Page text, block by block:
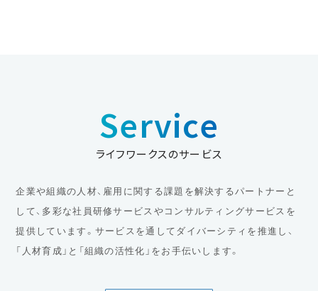
Service
ライフワークスのサービス
企業や組織の人材、雇用に関する課題を解決するパートナーと
して、多彩な社員研修サービスやコンサルティングサービスを
提供しています。サービスを通してダイバーシティを推進し、
「人材育成」と「組織の活性化」をお手伝いします。